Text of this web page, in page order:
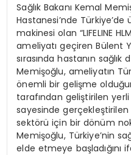
Sağlık Bakanı Kemal
Hastanesi’nde
makinesi olan “LIFELINE
ameliyatı geçiren Bülent
sırasında hastanın
Memişoğlu, ameliyatın
önemli bir gelişme
tarafından geliştirilen
sayesinde gerçekleştirilen
sektörü için bir dönüm
Memişoğlu, Türkiye’nin
elde etmeye başladığını